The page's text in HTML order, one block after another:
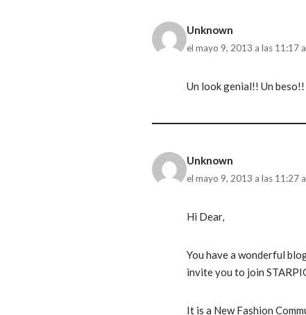
Unknown
el mayo 9, 2013 a las 11:17
Un look genial!! Un beso!!
Unknown
el mayo 9, 2013 a las 11:27
Hi Dear,
You have a wonderful
invite you to join
It is a New Fashion